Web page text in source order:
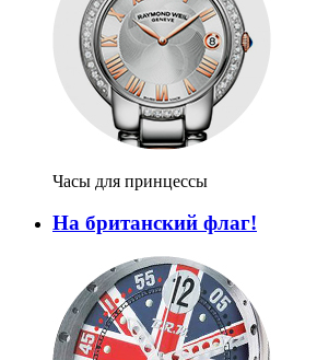
Часы для принцессы
На британский флаг!